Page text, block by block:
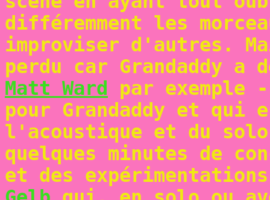
différemment les
improviser d'autres.
perdu car Grandaddy a
Matt Ward
par exemple
pour Grandaddy et
l'acoustique et du
quelques minutes de
et des